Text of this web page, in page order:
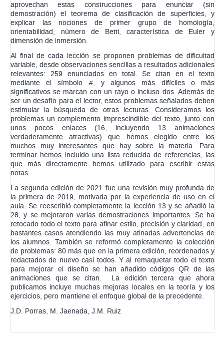
aprovechan estas construcciones para enunciar (sin
demostración) el teorema de clasificación de superficies, y
explicar las nociones de primer grupo de homología,
orientabilidad, número de Betti, característica de Euler y
dimensión de inmersión.
Al final de cada lección se proponen problemas de dificultad
variable, desde observaciones sencillas a resultados adicionales
relevantes: 259 enunciados en total. Se citan en el texto
mediante el símbolo #, y algunos más difíciles o más
significativos se marcan con un rayo o incluso dos. Además de
ser un desafío para el lector, estos problemas señalados deben
estimular la búsqueda de otras lecturas. Consideramos los
problemas un complemento imprescindible del texto, junto con
unos pocos enlaces (16, incluyendo 13 animaciones
verdaderamente atractivas) que hemos elegido entre los
muchos muy interesantes que hay sobre la materia. Para
terminar hemos incluido una lista reducida de referencias, las
que más directamente hemos utilizado para escribir estas
notas.
La segunda edición de 2021 fue una revisión muy profunda de
la primera de 2019, motivada por la experiencia de uso en el
aula. Se reescribió completamente la lección 13 y se añadió la
28, y se mejoraron varias demostraciones importantes. Se ha
retocado todo el texto para afinar estilo, precisión y claridad, en
bastantes casos atendiendo las muy atinadas advertencias de
los alumnos. También se reformó completamente la colección
de problemas: 80 más que en la primera edición, reordenados y
redactados de nuevo casi todos. Y al remaquetar todo el texto
para mejorar el diseño se han añadido códigos QR de las
animaciones que se citan. La edición tercera que ahora
publicamos incluye muchas mejoras locales en la teoría y los
ejercicios, pero mantiene el enfoque global de la precedente.
J.D. Porras, M. Jaenada, J.M. Ruiz